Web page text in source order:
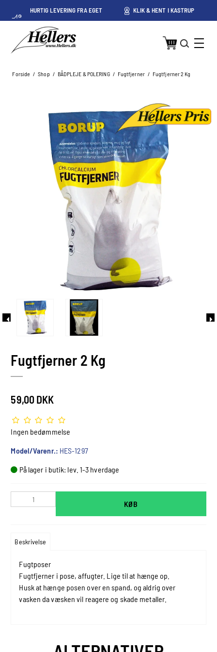
HURTIG LEVERING FRA EGET
LAGER I KASTRUP
KLIK & HENT I KASTRUP
Forside / Shop / BÅDPLEJE & POLERING / Fugtfjerner / Fugtfjerner 2 Kg
Fugtfjerner 2 Kg
59,00 DKK
Ingen bedømmelse
Model/Varenr.: HES-1297
På lager i butik: lev. 1-3 hverdage
KØB
Beskrivelse
Fugtposer
Fugtfjerner i pose, affugter. Lige til at hænge op.
Husk at hænge posen over en spand, og aldrig over
vasken da væsken vil reagere og skade metaller.